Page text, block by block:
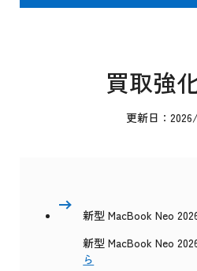
買取強
更新日：
新型 MacBook Neo
新型 MacBook Neo
ら